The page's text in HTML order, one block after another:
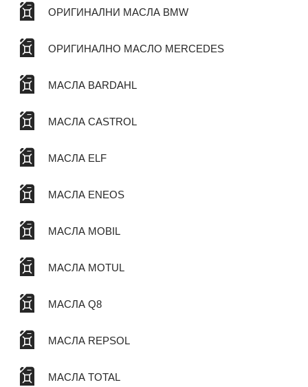
ОРИГИНАЛНИ МАСЛА BMW
ОРИГИНАЛНО МАСЛО MERCEDES
МАСЛА BARDAHL
МАСЛА CASTROL
МАСЛА ELF
МАСЛА ENEOS
МАСЛА MOBIL
МАСЛА MOTUL
МАСЛА Q8
МАСЛА REPSOL
МАСЛА TOTAL